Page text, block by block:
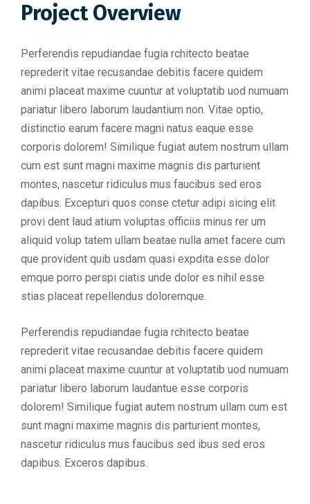
Project Overview
Perferendis repudiandae fugia rchitecto beatae
reprederit vitae recusandae debitis facere quidem
animi placeat maxime cuuntur at voluptatib uod numuam
pariatur libero laborum laudantium non. Vitae optio,
distinctio earum facere magni natus eaque esse
corporis dolorem! Similique fugiat autem nostrum ullam
cum est sunt magni maxime magnis dis parturient
montes, nascetur ridiculus mus faucibus sed eros
dapibus. Excepturi quos conse ctetur adipi sicing elit
provi dent laud atium voluptas officiis minus rer um
aliquid volup tatem ullam beatae nulla amet facere cum
que provident quib usdam quasi expdita esse dolor
emque porro perspi ciatis unde dolor es nihil esse
stias placeat repellendus doloremque.
Perferendis repudiandae fugia rchitecto beatae
reprederit vitae recusandae debitis facere quidem
animi placeat maxime cuuntur at voluptatib uod numuam
pariatur libero laborum laudantue esse corporis
dolorem! Similique fugiat autem nostrum ullam cum est
sunt magni maxime magnis dis parturient montes,
nascetur ridiculus mus faucibus sed ibus sed eros
dapibus. Exceros dapibus.